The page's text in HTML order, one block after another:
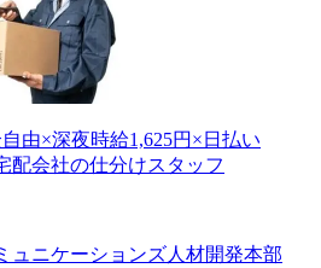
自由×深夜時給1,625円×日払い
配会社の仕分けスタッフ
ュニケーションズ人材開発本部